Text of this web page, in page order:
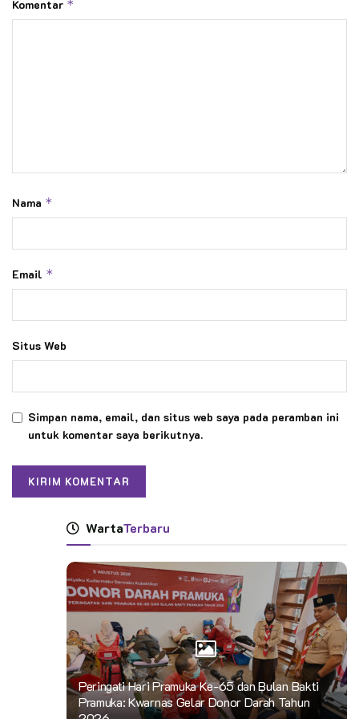
Komentar *
Nama *
Email *
Situs Web
Simpan nama, email, dan situs web saya pada peramban ini
untuk komentar saya berikutnya.
WartaTerbaru
Peringati Hari Pramuka Ke-65 dan Bulan Bakti
Pramuka: Kwarnas Gelar Donor Darah Tahun